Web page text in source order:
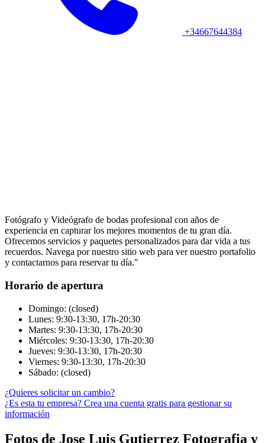
+34667644384
Fotógrafo y Videógrafo de bodas profesional con años de
experiencia en capturar los mejores momentos de tu gran día.
Ofrecemos servicios y paquetes personalizados para dar vida a tus
recuerdos. Navega por nuestro sitio web para ver nuestro portafolio
y contactarnos para reservar tu día."
Horario de apertura
Domingo: (closed)
Lunes: 9:30-13:30, 17h-20:30
Martes: 9:30-13:30, 17h-20:30
Miércoles: 9:30-13:30, 17h-20:30
Jueves: 9:30-13:30, 17h-20:30
Viernes: 9:30-13:30, 17h-20:30
Sábado: (closed)
¿Quieres solicitar un cambio?
¿Es esta tu empresa? Crea una cuenta gratis para gestionar su
información
Fotos de Jose Luis Gutierrez Fotografia y